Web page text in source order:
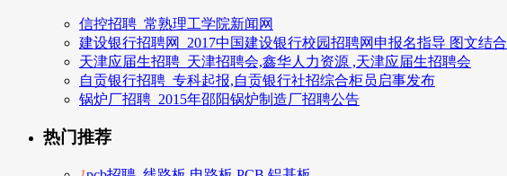
信控招聘_常熟理工学院新闻网
建设银行招聘网_2017中国建设银行校园招聘网申报名指导 图文结合
天津应届生招聘_天津招聘会,鑫华人力资源 ,天津应届生招聘会
自贡银行招聘_专科起报,自贡银行社招综合柜员启事发布
锅炉厂招聘_2015年邵阳锅炉制造厂招聘公告
热门推荐